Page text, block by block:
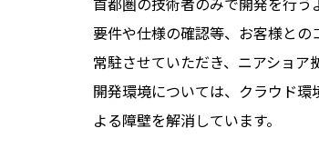
要件や仕様の確認等、お客様と
常駐させていただき、ニアショア
開発環境については、クラウド
よる障壁を解消しています。